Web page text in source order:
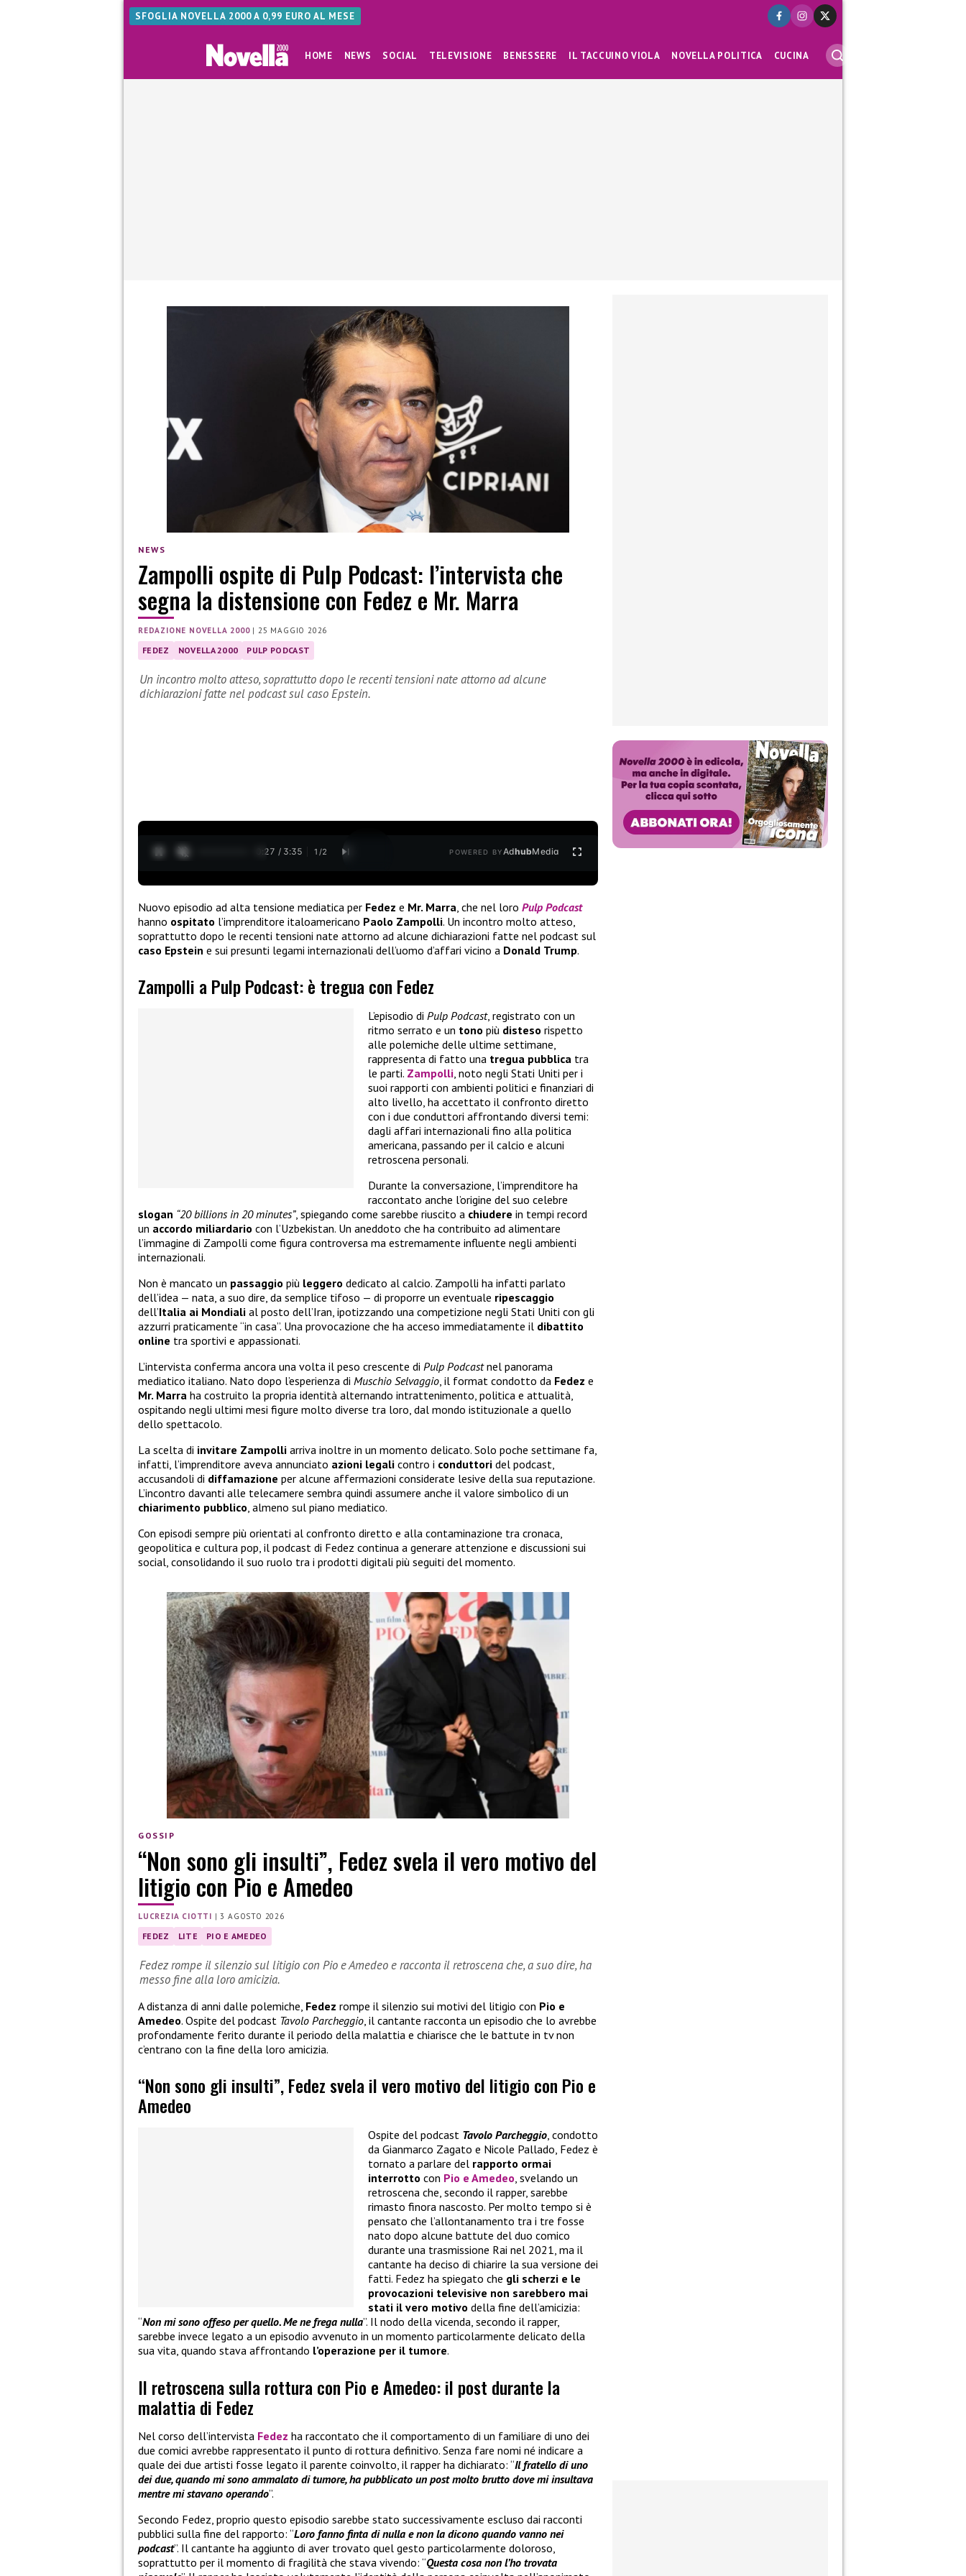
SFOGLIA NOVELLA 2000 A 0,99 EURO AL MESE
HOME NEWS SOCIAL TELEVISIONE BENESSERE IL TACCUINO VIOLA NOVELLA POLITICA CUCINA
NEWS
Zampolli ospite di Pulp Podcast: l’intervista che
segna la distensione con Fedez e Mr. Marra
REDAZIONE NOVELLA 2000|25 MAGGIO 2026
FEDEZ NOVELLA 2000 PULP PODCAST
Un incontro molto atteso, soprattutto dopo le recenti tensioni nate attorno ad alcune
dichiarazioni fatte nel podcast sul caso Epstein.
0:28 / 3:35 1 /2 POWERED BYAdhubMedia
Nuovo episodio ad alta tensione mediatica per Fedez e Mr. Marra , che nel loro Pulp Podcast
hanno ospitato l’imprenditore italoamericano Paolo Zampolli. Un incontro molto atteso,
soprattutto dopo le recenti tensioni nate attorno ad alcune dichiarazioni fatte nel podcast sul
caso Epstein e sui presunti legami internazionali dell’uomo d’affari vicino a Donald Trump.
Zampolli a Pulp Podcast: è tregua con Fedez
L’episodio di Pulp Podcast, registrato con un
ritmo serrato e un tono più disteso rispetto
alle polemiche delle ultime settimane,
rappresenta di fatto una tregua pubblica tra
le parti. Zampolli, noto negli Stati Uniti per i
suoi rapporti con ambienti politici e finanziari di
alto livello, ha accettato il confronto diretto
con i due conduttori affrontando diversi temi:
dagli affari internazionali fino alla politica
americana, passando per il calcio e alcuni
retroscena personali.
Durante la conversazione, l’imprenditore ha
raccontato anche l’origine del suo celebre
slogan “20 billions in 20 minutes”, spiegando come sarebbe riuscito a chiudere in tempi record
un accordo miliardario con l’Uzbekistan. Un aneddoto che ha contribuito ad alimentare
l’immagine di Zampolli come figura controversa ma estremamente influente negli ambienti
internazionali.
Non è mancato un passaggio più leggero dedicato al calcio. Zampolli ha infatti parlato
dell’idea — nata, a suo dire, da semplice tifoso — di proporre un eventuale ripescaggio
dell’Italia ai Mondiali al posto dell’Iran, ipotizzando una competizione negli Stati Uniti con gli
azzurri praticamente “in casa”. Una provocazione che ha acceso immediatamente il dibattito
online tra sportivi e appassionati.
L’intervista conferma ancora una volta il peso crescente di Pulp Podcastnel panorama
mediatico italiano. Nato dopo l’esperienza di Muschio Selvaggio, il format condotto da Fedez e
Mr. Marra ha costruito la propria identità alternando intrattenimento, politica e attualità,
ospitando negli ultimi mesi figure molto diverse tra loro, dal mondo istituzionale a quello
dello spettacolo.
La scelta di invitare Zampolli arriva inoltre in un momento delicato. Solo poche settimane fa,
infatti, l’imprenditore aveva annunciato azioni legali contro i conduttori del podcast,
accusandoli di diffamazione per alcune affermazioni considerate lesive della sua reputazione.
L’incontro davanti alle telecamere sembra quindi assumere anche il valore simbolico di un
chiarimento pubblico, almeno sul piano mediatico.
Con episodi sempre più orientati al confronto diretto e alla contaminazione tra cronaca,
geopolitica e cultura pop, il podcast di Fedez continua a generare attenzione e discussioni sui
social, consolidando il suo ruolo tra i prodotti digitali più seguiti del momento.
GOSSIP
“Non sono gli insulti”, Fedez svela il vero motivo del
litigio con Pio e Amedeo
LUCREZIA CIOTTI |3 AGOSTO 2026
FEDEZ LITE PIO E AMEDEO
Fedez rompe il silenzio sul litigio con Pio e Amedeo e racconta il retroscena che, a suo dire, ha
messo fine alla loro amicizia.
A distanza di anni dalle polemiche, Fedez rompe il silenzio sui motivi del litigio con Pio e
Amedeo. Ospite del podcast Tavolo Parcheggio, il cantante racconta un episodio che lo avrebbe
profondamente ferito durante il periodo della malattia e chiarisce che le battute in tv non
c’entrano con la fine della loro amicizia.
“Non sono gli insulti”, Fedez svela il vero motivo del litigio con Pio e
Amedeo
Ospite del podcast Tavolo Parcheggio, condotto
da Gianmarco Zagato e Nicole Pallado, Fedez è
tornato a parlare del rapporto ormai
interrotto con Pio e Amedeo, svelando un
retroscena che, secondo il rapper, sarebbe
rimasto finora nascosto. Per molto tempo si è
pensato che l’allontanamento tra i tre fosse
nato dopo alcune battute del duo comico
durante una trasmissione Rai nel 2021, ma il
cantante ha deciso di chiarire la sua versione dei
fatti. Fedez ha spiegato che gli scherzi e le
provocazioni televisive non sarebbero mai
stati il vero motivo della fine dell’amicizia:
“Non mi sono offeso per quello. Me ne frega nulla”. Il nodo della vicenda, secondo il rapper,
sarebbe invece legato a un episodio avvenuto in un momento particolarmente delicato della
sua vita, quando stava affrontando l’operazione per il tumore.
Il retroscena sulla rottura con Pio e Amedeo: il post durante la
malattia di Fedez
Nel corso dell’intervista Fedez ha raccontato che il comportamento di un familiare di uno dei
due comici avrebbe rappresentato il punto di rottura definitivo. Senza fare nomi né indicare a
quale dei due artisti fosse legato il parente coinvolto, il rapper ha dichiarato: “Il fratello di uno
dei due, quando mi sono ammalato di tumore, ha pubblicato un post molto brutto dove mi insultava
mentre mi stavano operando”.
Secondo Fedez, proprio questo episodio sarebbe stato successivamente escluso dai racconti
pubblici sulla fine del rapporto: “Loro fanno finta di nulla e non la dicono quando vanno nei
podcast”. Il cantante ha aggiunto di aver trovato quel gesto particolarmente doloroso,
soprattutto per il momento di fragilità che stava vivendo: “Questa cosa non l’ho trovata